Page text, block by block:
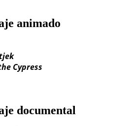
animado
Cypress
documental